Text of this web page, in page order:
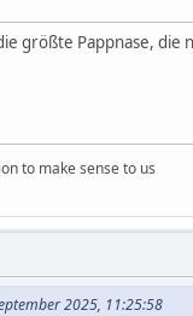
größte Pappnase, die
to make sense to us
2025, 11:25:58